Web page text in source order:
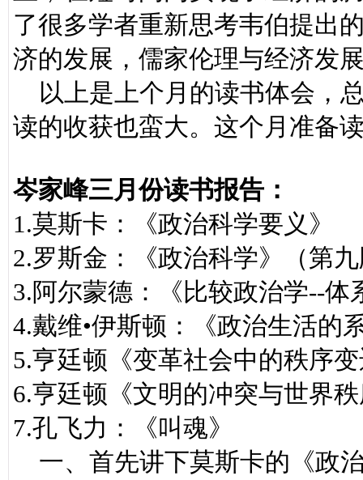
了很多学者重新思考韦伯提出
济的发展，儒家伦理与经济发
以上是上个月的读书体会，
读的收获也蛮大。这个月准备
岑家峰三月份读书报告：
1.莫斯卡：《政治科学要义》
2.罗斯金：《政治科学》（第
3.阿尔蒙德：《比较政治学--体
4.戴维•伊斯顿：《政治生活的
5.亨廷顿《变革社会中的秩序
6.亨廷顿《文明的冲突与世界
7.孔飞力：《叫魂》
一、首先讲下莫斯卡的《政